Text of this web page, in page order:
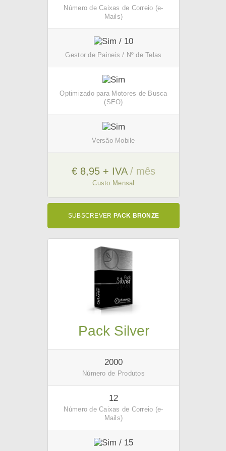
Número de Caixas de Correio (e-
Mails)
/ 10
Gestor de Paineis / Nº de Telas
Optimizado para Motores de Busca
(SEO)
Versão Mobile
€ 8,95 + IVA / mês
Custo Mensal
SUBSCREVER PACK BRONZE
Pack Silver
2000
Número de Produtos
12
Número de Caixas de Correio (e-
Mails)
/ 15